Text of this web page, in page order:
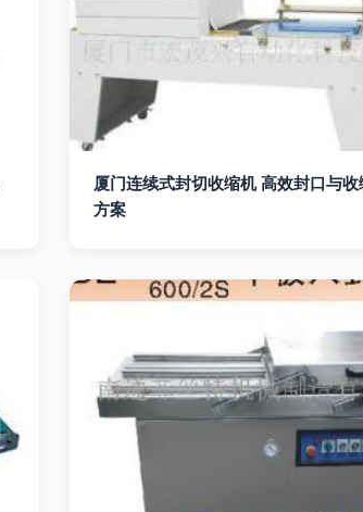
厦门连续式封切收缩机 高效封口与
方案